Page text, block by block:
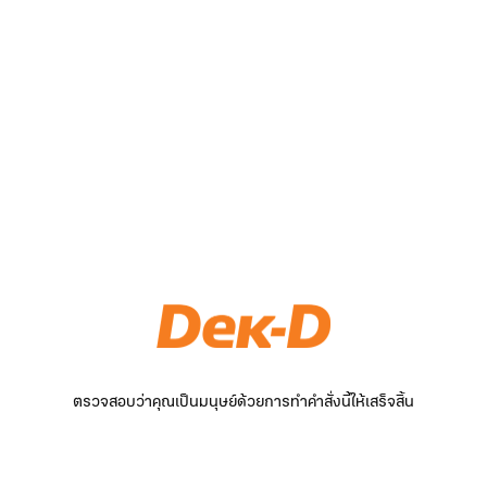
ตรวจสอบว่าคุณเป็นมนุษย์ด้วยการทำคำสั่งนี้ให้เสร็จสิ้น